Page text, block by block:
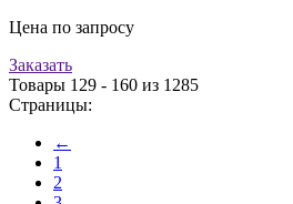
Цена по запросу
Заказать
Товары 129 - 160 из 1285
Страницы:
←
1
2